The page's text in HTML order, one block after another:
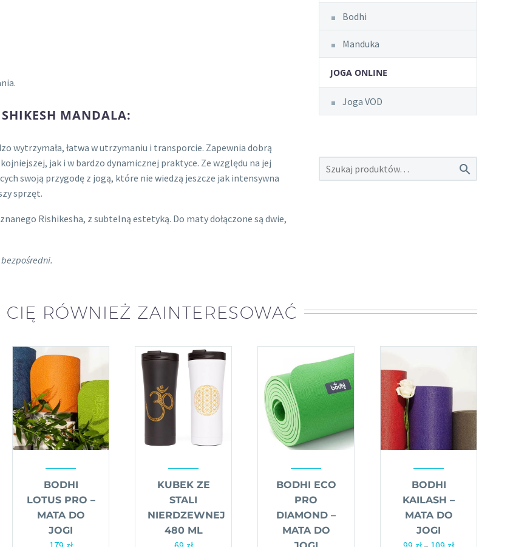
MANDALA:
wytrzymała, łatwa w utrzymaniu i transporcie. Zapewnia dobrą
jak i w bardzo dynamicznej praktyce. Ze względu na jej
swoją przygodę z jogą, które nie wiedzą jeszcze jak intensywna
sprzęt.
Rishikesha, z subtelną estetyką. Do maty dołączone są dwie,
Bodhi
Manduka
JOGA ONLINE
Joga VOD

CIĘ RÓWNIEŻ ZAINTERESOWAĆ
BODHI
LOTUS PRO –
MATA DO
JOGI
KUBEK ZE
STALI
NIERDZEWNEJ
480 ML
BODHI ECO
PRO
DIAMOND –
MATA DO
BODHI
KAILASH –
MATA DO
JOGI